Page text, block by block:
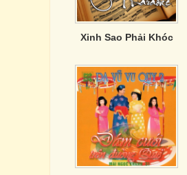
Xinh Sao Phải Khóc